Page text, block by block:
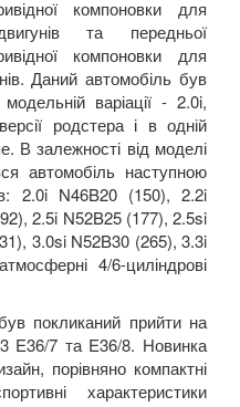
компоновки для
та передньої
компоновки для
Даний автомобіль був
варіації - 2.0i,
родстера і в одній
В залежності від моделі
автомобіль наступною
2.0i N46B20 (150), 2.2i
2.5i N52B25 (177), 2.5si
3.0si N52B30 (265), 3.3i
4/6-циліндрові
покликаний прийти на
E36/7 та E36/8. Новинка
порівняно компактні
характеристики